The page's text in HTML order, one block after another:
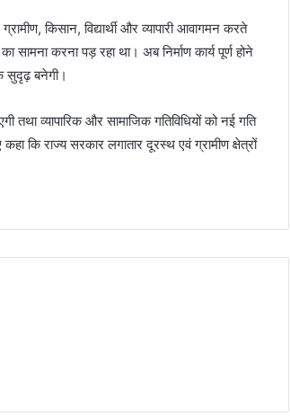
किसान, विद्यार्थी और व्यापारी आवागमन करते
करना पड़ रहा था। अब निर्माण कार्य पूर्ण होने
सुदृढ़ बनेगी।
तथा व्यापारिक और सामाजिक गतिविधियों को नई गति
कि राज्य सरकार लगातार दूरस्थ एवं ग्रामीण क्षेत्रों